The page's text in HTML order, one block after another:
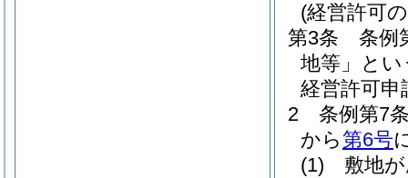
(経営許可
第3条
条例
地等」とい
経営許可申
2
条例第7
から第6号
(1)
敷地